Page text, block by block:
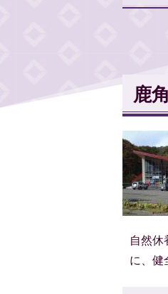
鹿
自然休
に、健